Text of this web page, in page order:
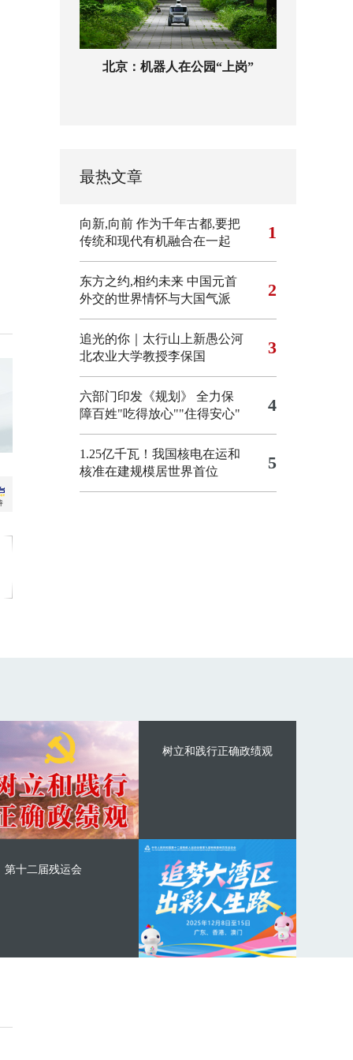
北京：机器人在公园“上岗”
最热文章
向新,向前 作为千年古都,要把
传统和现代有机融合在一起
1
东方之约,相约未来 中国元首
外交的世界情怀与大国气派
2
追光的你｜太行山上新愚公河
北农业大学教授李保国
3
六部门印发《规划》 全力保
障百姓"吃得放心""住得安心"
4
1.25亿千瓦！我国核电在运和
核准在建规模居世界首位
5
树立和践行正确政绩观
第十二届残运会